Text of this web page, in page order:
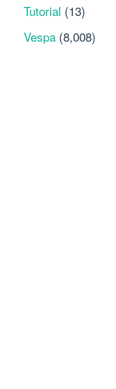
Tutorial (13)
Vespa (8,008)